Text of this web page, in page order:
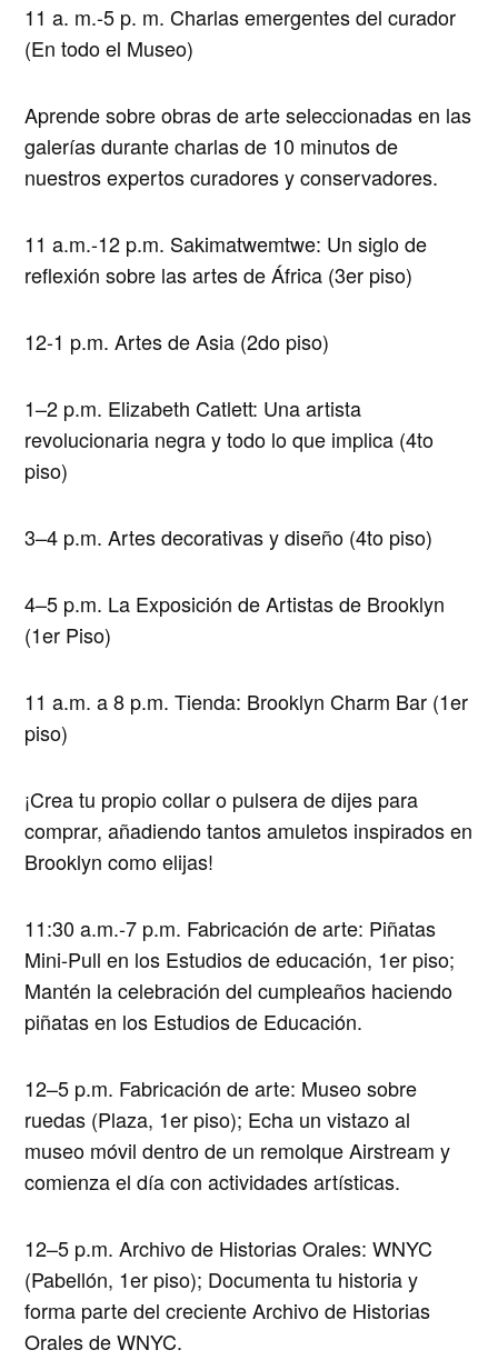
11 a. m.-5 p. m. Charlas emergentes del curador
(En todo el Museo)
Aprende sobre obras de arte seleccionadas en las
galerías durante charlas de 10 minutos de
nuestros expertos curadores y conservadores.
11 a.m.-12 p.m. Sakimatwemtwe: Un siglo de
reflexión sobre las artes de África (3er piso)
12-1 p.m. Artes de Asia (2do piso)
1–2 p.m. Elizabeth Catlett: Una artista
revolucionaria negra y todo lo que implica (4to
piso)
3–4 p.m. Artes decorativas y diseño (4to piso)
4–5 p.m. La Exposición de Artistas de Brooklyn
(1er Piso)
11 a.m. a 8 p.m. Tienda: Brooklyn Charm Bar (1er
piso)
¡Crea tu propio collar o pulsera de dijes para
comprar, añadiendo tantos amuletos inspirados en
Brooklyn como elijas!
11:30 a.m.-7 p.m. Fabricación de arte: Piñatas
Mini-Pull en los Estudios de educación, 1er piso;
Mantén la celebración del cumpleaños haciendo
piñatas en los Estudios de Educación.
12–5 p.m. Fabricación de arte: Museo sobre
ruedas (Plaza, 1er piso); Echa un vistazo al
museo móvil dentro de un remolque Airstream y
comienza el día con actividades artísticas.
12–5 p.m. Archivo de Historias Orales: WNYC
(Pabellón, 1er piso); Documenta tu historia y
forma parte del creciente Archivo de Historias
Orales de WNYC.